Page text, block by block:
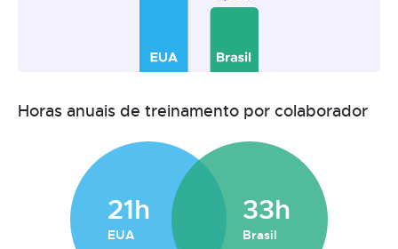
Horas anuais de treinamento por colaborador
21h
EUA
33h
Brasil